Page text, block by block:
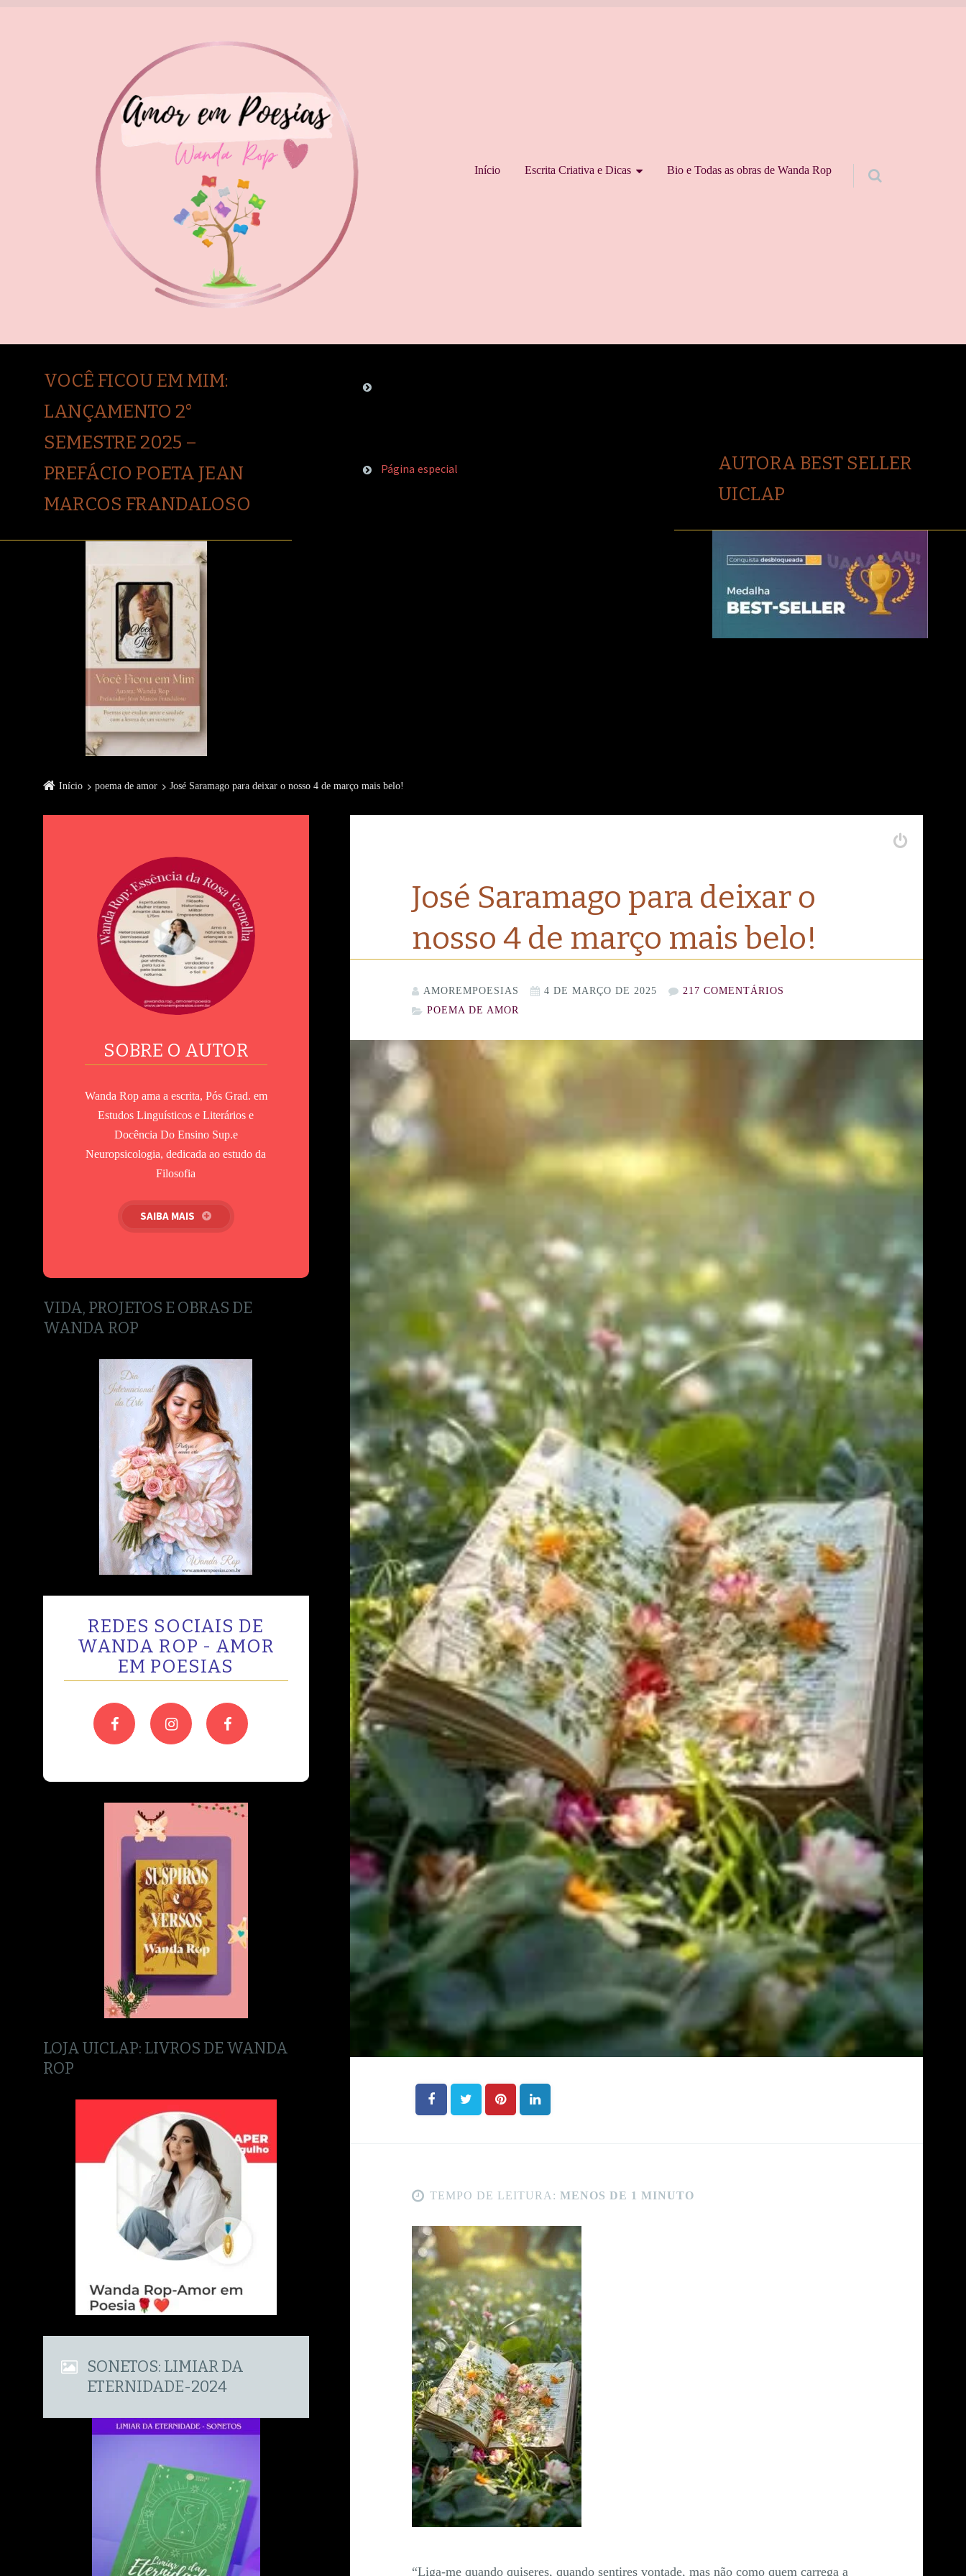
Pular para o conteúdo
Início Escrita Criativa e Dicas Bio e Todas as obras de Wanda Rop
VOCÊ FICOU EM MIM:
LANÇAMENTO 2°
SEMESTRE 2025 –
PREFÁCIO POETA JEAN
MARCOS FRANDALOSO
Página especial
AUTORA BEST SELLER
UICLAP
Início poema de amor José Saramago para deixar o nosso 4 de março mais belo!
José Saramago para deixar o
nosso 4 de março mais belo!
AMOREMPOESIAS 4 DE MARÇO DE 2025
217 COMENTÁRIOS
POEMA DE AMOR
TEMPO DE LEITURA: MENOS DE 1 MINUTO
“Liga-me quando quiseres, quando sentires vontade, mas não como quem carrega a
SOBRE O AUTOR
Wanda Rop ama a escrita, Pós Grad. em
Estudos Linguísticos e Literários e
Docência Do Ensino Sup.e
Neuropsicologia, dedicada ao estudo da
Filosofia
SAIBA MAIS
VIDA, PROJETOS E OBRAS DE
WANDA ROP
REDES SOCIAIS DE
WANDA ROP - AMOR
EM POESIAS
LOJA UICLAP: LIVROS DE WANDA
ROP
SONETOS: LIMIAR DA
ETERNIDADE-2024